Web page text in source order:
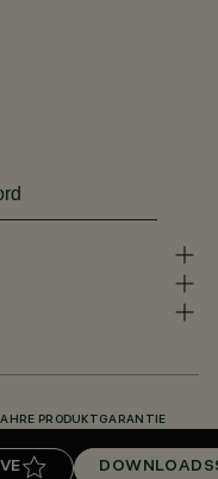
DOWNLOADS
PRODUKTGARANTIE
DOWNLOADS